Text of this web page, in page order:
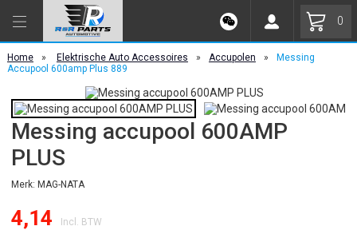
0
Home » Elektrische Auto Accessoires » Accupolen »
Messing
Accupool 600amp Plus 889
Messing accupool 600AMP
PLUS
Merk: MAG-NATA
4,14 Incl. BTW